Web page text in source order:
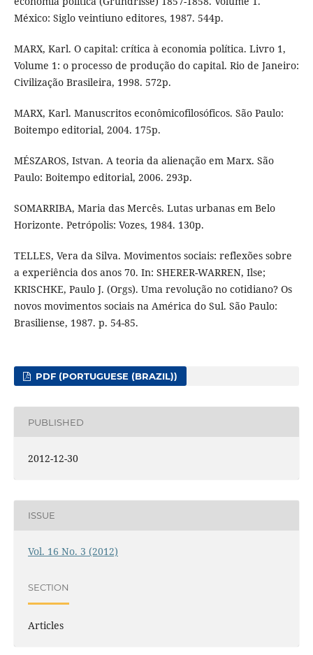
México: Siglo veintiuno editores, 1987. 544p.
MARX, Karl. O capital: crítica à economia política. Livro 1,
Volume 1: o processo de produção do capital. Rio de Janeiro:
Civilização Brasileira, 1998. 572p.
MARX, Karl. Manuscritos econômicofilosóficos. São Paulo:
Boitempo editorial, 2004. 175p.
MÉSZAROS, Istvan. A teoria da alienação em Marx. São
Paulo: Boitempo editorial, 2006. 293p.
SOMARRIBA, Maria das Mercês. Lutas urbanas em Belo
Horizonte. Petrópolis: Vozes, 1984. 130p.
TELLES, Vera da Silva. Movimentos sociais: reflexões sobre
a experiência dos anos 70. In: SHERER-WARREN, Ilse;
KRISCHKE, Paulo J. (Orgs). Uma revolução no cotidiano? Os
novos movimentos sociais na América do Sul. São Paulo:
Brasiliense, 1987. p. 54-85.
PDF (PORTUGUESE (BRAZIL))
PUBLISHED
2012-12-30
ISSUE
Vol. 16 No. 3 (2012)
SECTION
Articles